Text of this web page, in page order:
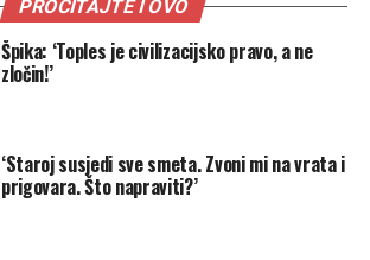
PROČITAJTE I OVO
Špika: ‘Toples je civilizacijsko pravo, a ne
zločin!’
‘Staroj susjedi sve smeta. Zvoni mi na vrata i
prigovara. Što napraviti?’